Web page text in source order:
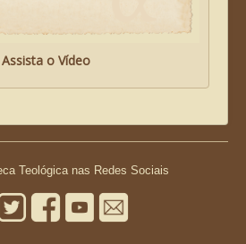
Assista o Vídeo
Teológica nas Redes Sociais